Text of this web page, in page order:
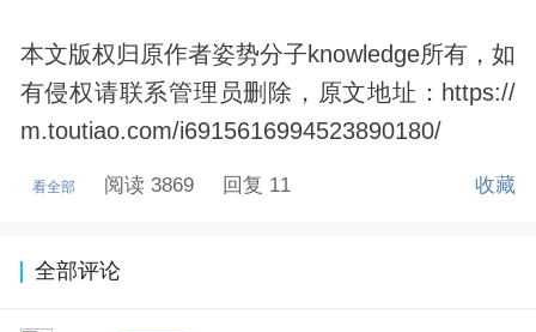
本文版权归原作者姿势分子knowledge所有，如
有侵权请联系管理员删除，原文地址：https://
m.toutiao.com/i6915616994523890180/
看全部 阅读 3869 回复 11 收藏
全部评论